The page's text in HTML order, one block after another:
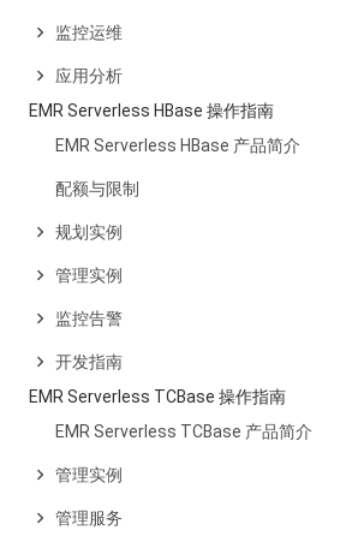
监控运维
应用分析
EMR Serverless HBase 操作指南
EMR Serverless HBase 产品简介
配额与限制
规划实例
管理实例
监控告警
开发指南
EMR Serverless TCBase 操作指南
EMR Serverless TCBase 产品简介
管理实例
管理服务